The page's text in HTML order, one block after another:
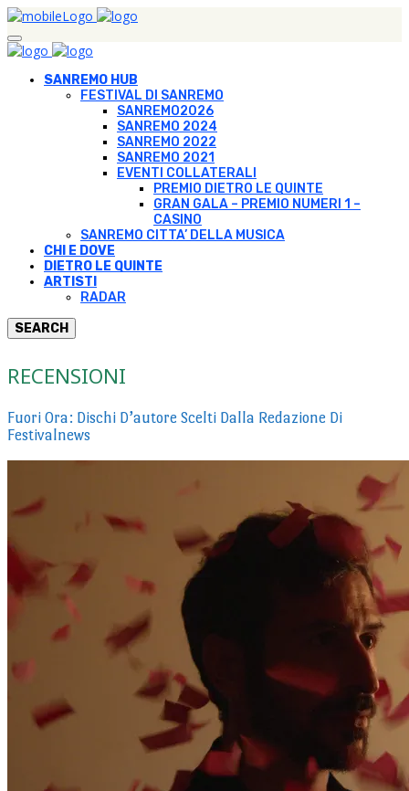
SANREMO HUB
FESTIVAL DI SANREMO
SANREMO2026
SANREMO 2024
SANREMO 2022
SANREMO 2021
EVENTI COLLATERALI
PREMIO DIETRO LE QUINTE
GRAN GALA – PREMIO NUMERI 1 –
CASINO
SANREMO CITTA’ DELLA MUSICA
CHI E DOVE
DIETRO LE QUINTE
ARTISTI
RADAR
SEARCH
RECENSIONI
Fuori Ora: Dischi D’autore Scelti Dalla Redazione Di
Festivalnews